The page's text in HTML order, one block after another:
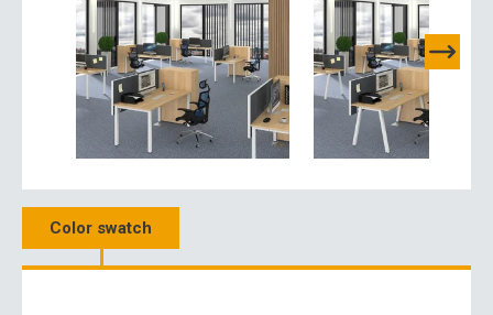
Color swatch